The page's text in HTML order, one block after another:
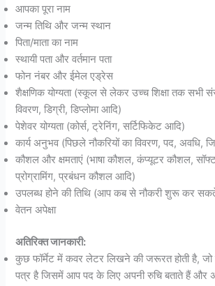
आपका पूरा नाम
जन्म तिथि और जन्म स्थान
पिता/माता का नाम
स्थायी पता और वर्तमान पता
फोन नंबर और ईमेल एड्रेस
शैक्षणिक योग्यता (स्कूल से लेकर उच्च शिक्षा तक सभी
विवरण, डिग्री, डिप्लोमा आदि)
पेशेवर योग्यता (कोर्स, ट्रेनिंग, सर्टिफिकेट आदि)
कार्य अनुभव (पिछले नौकरियों का विवरण, पद, अवधि,
कौशल और क्षमताएं (भाषा कौशल, कंप्यूटर कौशल,
प्रोग्रामिंग, प्रबंधन कौशल आदि)
उपलब्ध होने की तिथि (आप कब से नौकरी शुरू कर
वेतन अपेक्षा
अतिरिक्त जानकारी:
कुछ फॉर्मेट में कवर लेटर लिखने की जरूरत होती है,
पत्र है जिसमें आप पद के लिए अपनी रुचि बताते हैं और